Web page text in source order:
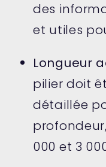
des
et utiles
Longueur
pilier doit
détaillée
000 et 3